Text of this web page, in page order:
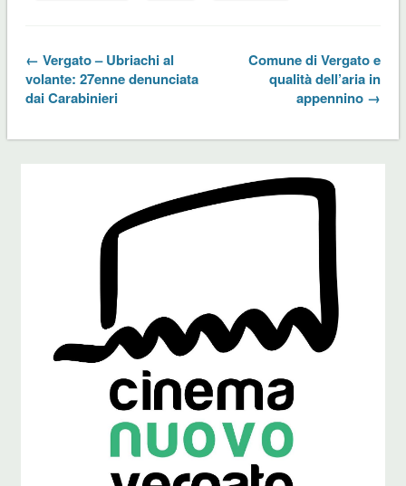
← Vergato – Ubriachi al
volante: 27enne denunciata
dai Carabinieri
Comune di Vergato e
qualità dell’aria in
appennino →